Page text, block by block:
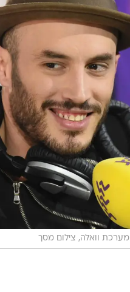
מערכת וואלה, צילום מסך